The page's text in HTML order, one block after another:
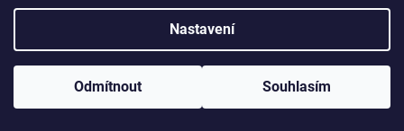
Nastavení
Odmítnout Souhlasím